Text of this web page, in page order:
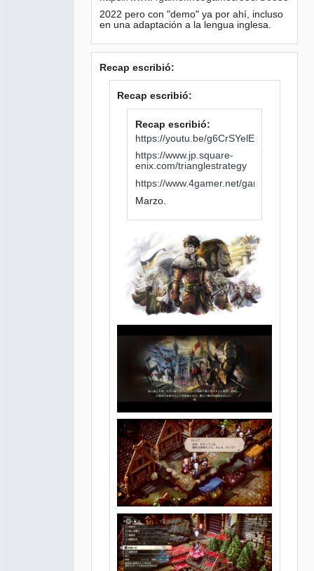
2022 pero con "demo" ya por ahí, incluso
en una adaptación a la lengua inglesa.
Recap escribió:
Recap escribió:
Recap escribió:
https://youtu.be/g6CrSYelEEc
https://www.jp.square-
enix.com/trianglestrategy
https://www.4gamer.net/games/553/
Marzo.